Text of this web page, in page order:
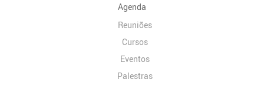
Agenda
Reuniões
Cursos
Eventos
Palestras